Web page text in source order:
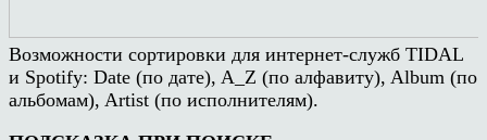
Возможности сортировки для интернет-служб TIDAL
и Spotify: Date (по дате), A_Z (по алфавиту), Album (по
альбомам), Artist (по исполнителям).